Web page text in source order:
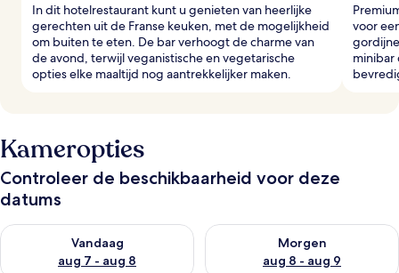
In dit hotelrestaurant kunt u genieten van heerlijke
gerechten uit de Franse keuken, met de mogelijkheid
om buiten te eten. De bar verhoogt de charme van
de avond, terwijl veganistische en vegetarische
opties elke maaltijd nog aantrekkelijker maken.
voor
minibar
Kameropties
Controleer de beschikbaarheid voor deze
datums
Vandaag
aug 7 - aug 8
De beschikbaarheid controleren voor vanavond aug 7 - aug 8
Morgen
aug 8 - aug 9
De beschikbaarheid